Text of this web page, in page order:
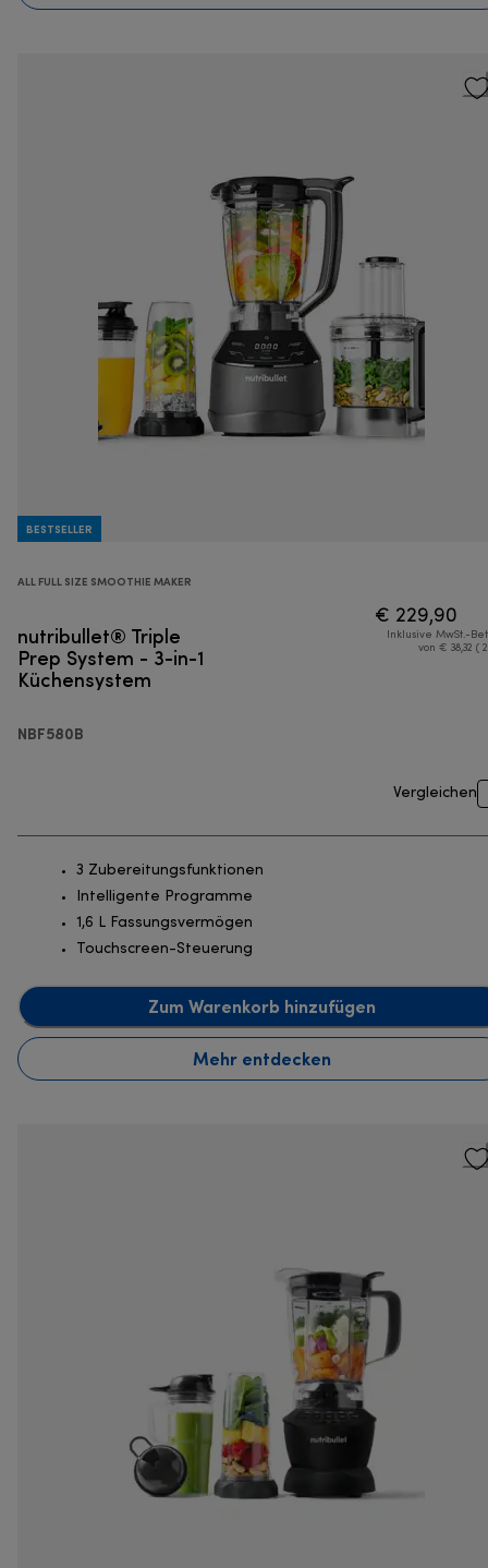
BESTSELLER
ALL FULL SIZE SMOOTHIE MAKER
nutribullet® Triple
Prep System - 3-in-1
Küchensystem
NBF580B
€ 229,90
Inklusive MwSt.-
von € 38,32 (
Vergleichen
3 Zubereitungsfunktionen
Intelligente Programme
1,6 L Fassungsvermögen
Touchscreen-Steuerung
Zum Warenkorb hinzufügen
Mehr entdecken